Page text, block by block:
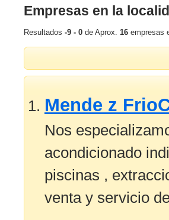
Empresas en la
Resultados -9 - 0 de Aprox. 16 empresas
Mende z
Nos
acondicionado
piscinas ,
venta y servicio